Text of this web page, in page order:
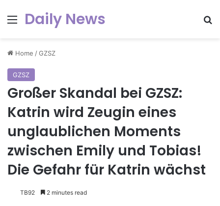
Menu
Daily News
Home /GZSZ
GZSZ
Großer Skandal bei GZSZ:
Katrin wird Zeugin eines
unglaublichen Moments
zwischen Emily und Tobias!
Die Gefahr für Katrin wächst
TB92 2 minutes read